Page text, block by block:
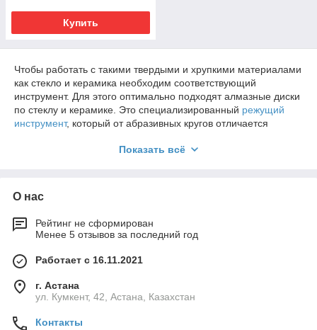
Купить
Чтобы работать с такими твердыми и хрупкими материалами
как стекло и керамика необходим соответствующий
инструмент. Для этого оптимально подходят алмазные диски
по стеклу и керамике. Это специализированный режущий
инструмент, который от абразивных кругов отличается
чистый, аккуратный и ровный срез без разрушений
«Mastermag». Тут вы сможете подобрать круги разных видов
и диаметров по доступной цене.
Виды алмазных дисков по стеклу и
керамике
Для обработки керамики и стекла необходим инструмент,
который отличается высокой прочностью и точностью реза.
свойства данные инструменты обрели за счет особенной
Показать всё
О нас
Рейтинг не сформирован
Менее 5 отзывов за последний год
Работает с 16.11.2021
г. Астана
ул. Кумкент, 42, Астана, Казахстан
Контакты